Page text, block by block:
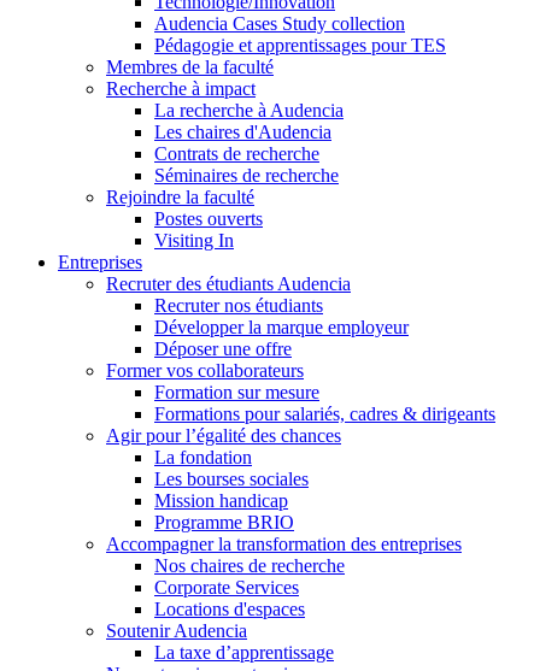
Audencia Cases Study collection
Pédagogie et apprentissages pour TES
Membres de la faculté
Recherche à impact
La recherche à Audencia
Les chaires d'Audencia
Contrats de recherche
Séminaires de recherche
Rejoindre la faculté
Postes ouverts
Visiting In
Entreprises
Recruter des étudiants Audencia
Recruter nos étudiants
Développer la marque employeur
Déposer une offre
Former vos collaborateurs
Formation sur mesure
Formations pour salariés, cadres & dirigeants
Agir pour l’égalité des chances
La fondation
Les bourses sociales
Mission handicap
Programme BRIO
Accompagner la transformation des entreprises
Nos chaires de recherche
Corporate Services
Locations d'espaces
Soutenir Audencia
La taxe d’apprentissage